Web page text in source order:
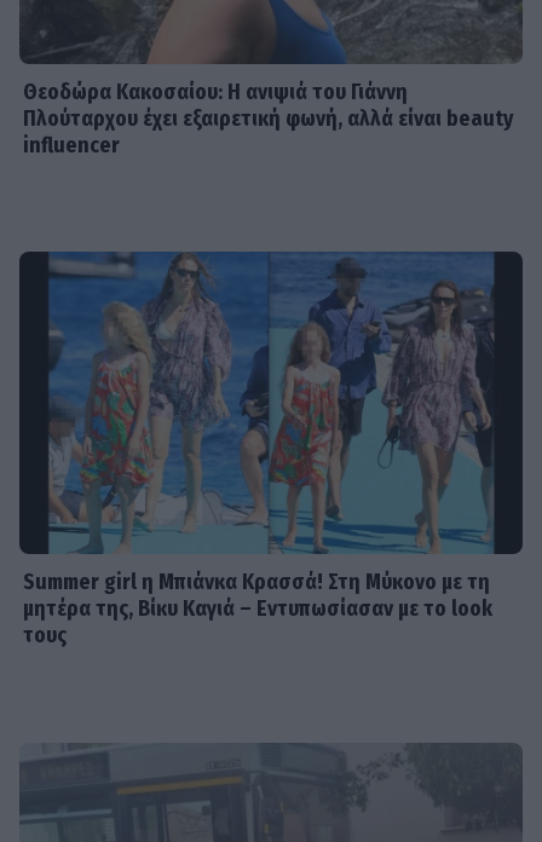
Θεοδώρα Κακοσαίου: Η ανιψιά του Γιάννη
Πλούταρχου έχει εξαιρετική φωνή, αλλά είναι beauty
influencer
Summer girl η Μπιάνκα Κρασσά! Στη Μύκονο με τη
μητέρα της, Βίκυ Καγιά – Εντυπωσίασαν με το look
τους